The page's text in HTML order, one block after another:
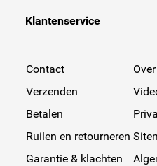
Klantenservice
Contact
Verzenden
Betalen
Ruilen en retourneren
Garantie & klachten